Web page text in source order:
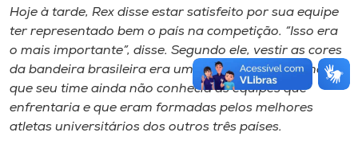
Hoje à tarde, Rex disse estar satisfeito por sua equipe
ter representado bem o país na competição. “Isso era
o mais importante”, disse. Segundo ele, vestir as cores
da bandeira brasileira era um grande desafio, uma vez
que seu time ainda não conhecia as equipes que
enfrentaria e que eram formadas pelos melhores
atletas universitários dos outros três países.